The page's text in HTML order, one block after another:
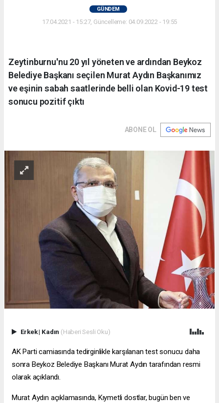
GÜNDEM
17.04.2021 - 15:27, Güncelleme: 04.09.2022 - 19:55
Zeytinburnu'nu 20 yıl yöneten ve ardından Beykoz
Belediye Başkanı seçilen Murat Aydın Başkanımız
ve eşinin sabah saatlerinde belli olan Kovid-19 test
sonucu pozitif çıktı
ABONE OL
Erkek| Kadın (Haberi Sesli Oku)
AK Parti camiasında tedirginlikle karşılanan test sonucu daha
sonra Beykoz Belediye Başkanı Murat Aydın tarafından resmi
olarak açıklandı.
Murat Aydın açıklamasında, Kıymetli dostlar, bugün ben ve